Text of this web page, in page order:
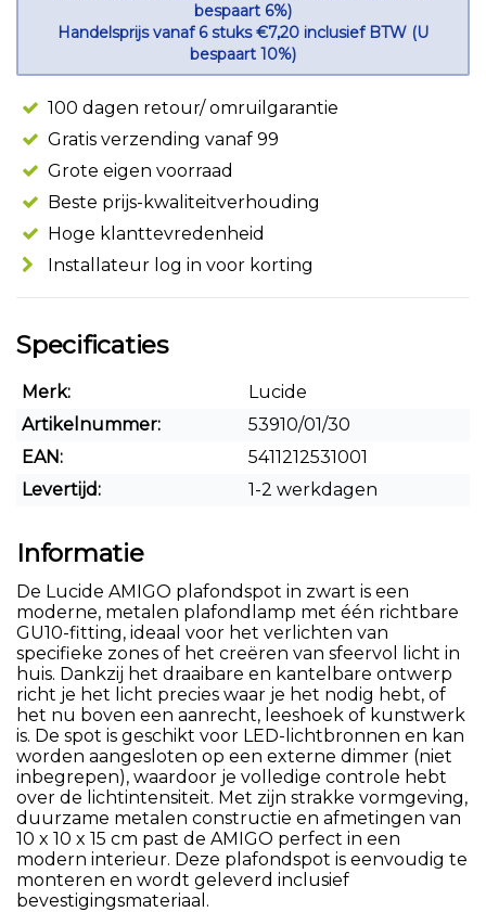
bespaart 6%)
Handelsprijs vanaf 6 stuks €7,20 inclusief BTW (U
bespaart 10%)
100 dagen retour/ omruilgarantie
Gratis verzending vanaf 99
Grote eigen voorraad
Beste prijs-kwaliteitverhouding
Hoge klanttevredenheid
Installateur log in voor korting
Specificaties
Merk:
Lucide
Artikelnummer:
53910/01/30
EAN:
5411212531001
Levertijd:
1-2 werkdagen
Informatie
De Lucide AMIGO plafondspot in zwart is een
moderne, metalen plafondlamp met één richtbare
GU10-fitting, ideaal voor het verlichten van
specifieke zones of het creëren van sfeervol licht in
huis. Dankzij het draaibare en kantelbare ontwerp
richt je het licht precies waar je het nodig hebt, of
het nu boven een aanrecht, leeshoek of kunstwerk
is. De spot is geschikt voor LED-lichtbronnen en kan
worden aangesloten op een externe dimmer (niet
inbegrepen), waardoor je volledige controle hebt
over de lichtintensiteit. Met zijn strakke vormgeving,
duurzame metalen constructie en afmetingen van
10 x 10 x 15 cm past de AMIGO perfect in een
modern interieur. Deze plafondspot is eenvoudig te
monteren en wordt geleverd inclusief
bevestigingsmateriaal.